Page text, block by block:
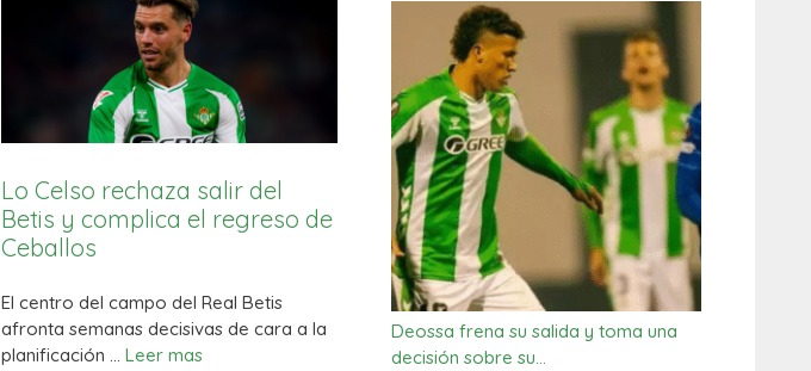
Lo Celso rechaza salir del
Betis y complica el regreso de
Ceballos
El centro del campo del Real Betis
afronta semanas decisivas de cara a la
planificación …Leer mas
Deossa frena su salida y toma una
decisión sobre su…